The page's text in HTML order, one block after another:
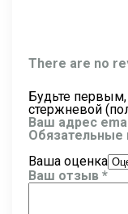
There are no
Будьте первым,
стержневой
Ваш адрес
Обязательные
Ваша оценка
Ваш отзыв *